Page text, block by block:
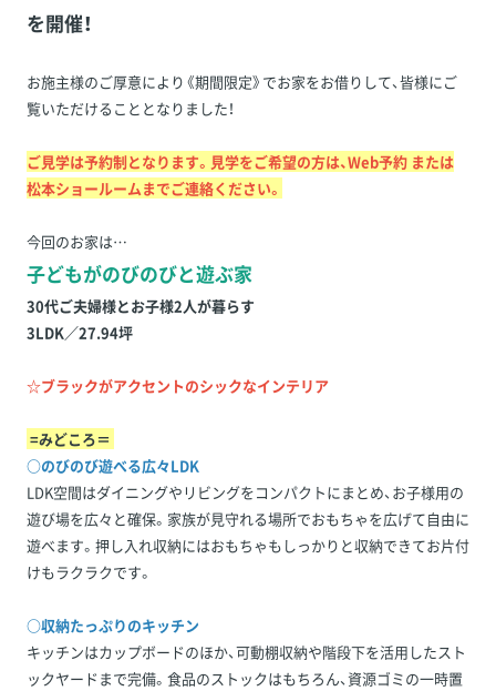
を開催！
お施主様のご厚意により《期間限定》でお家をお借りして、皆様にご
覧いただけることとなりました！
ご見学は予約制となります。見学をご希望の方は、Web予約 または
松本ショールームまでご連絡ください。
今回のお家は…
子どもがのびのびと遊ぶ家
30代ご夫婦様とお子様2人が暮らす
3LDK／27.94坪
☆ブラックがアクセントのシックなインテリア
=みどころ＝
○のびのび遊べる広々LDK
LDK空間はダイニングやリビングをコンパクトにまとめ、お子様用の
遊び場を広々と確保。家族が見守れる場所でおもちゃを広げて自由に
遊べます。押し入れ収納にはおもちゃもしっかりと収納できてお片付
けもラクラクです。
○収納たっぷりのキッチン
キッチンはカップボードのほか、可動棚収納や階段下を活用したスト
ックヤードまで完備。食品のストックはもちろん、資源ゴミの一時置